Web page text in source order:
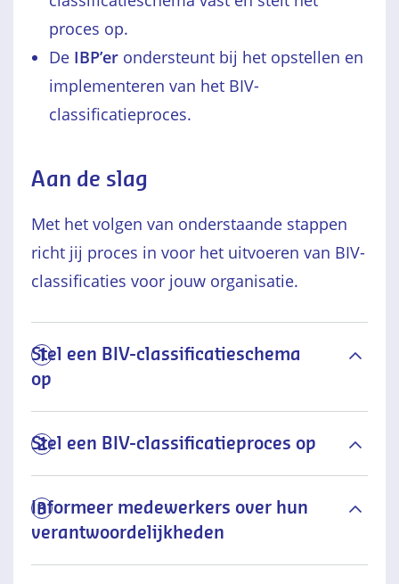
proces op.
De IBP’er ondersteunt bij het opstellen en
implementeren van het BIV-
classificatieproces.
Aan de slag
Met het volgen van onderstaande stappen
richt jij proces in voor het uitvoeren van BIV-
classificaties voor jouw organisatie.
1
Stel een BIV-classificatieschema
op
2
Stel een BIV-classificatieproces op
3
Informeer medewerkers over hun
verantwoordelijkheden